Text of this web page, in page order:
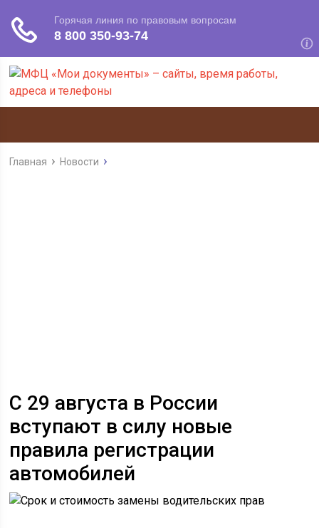
Главная Новости
С 29 августа в России
вступают в силу новые
правила регистрации
автомобилей